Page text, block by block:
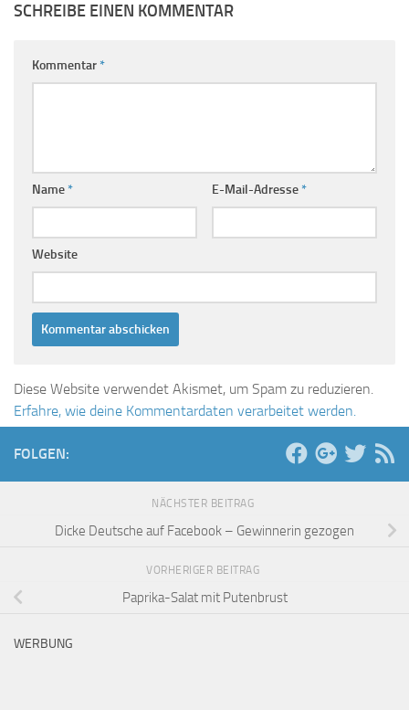
SCHREIBE EINEN KOMMENTAR
Kommentar*
Name* E-Mail-Adresse*
Website
Diese Website verwendet Akismet, um Spam zu reduzieren.
Erfahre, wie deine Kommentardaten verarbeitet werden.
FOLGEN:
NÄCHSTER BEITRAG
Dicke Deutsche auf Facebook – Gewinnerin gezogen
VORHERIGER BEITRAG
Paprika-Salat mit Putenbrust
WERBUNG